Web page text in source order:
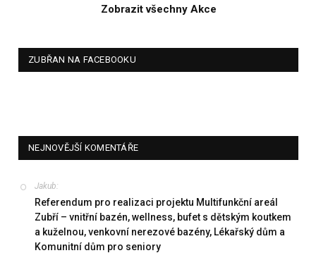
Zobrazit všechny Akce
ZUBŘAN NA FACEBOOKU
NEJNOVĚJŠÍ KOMENTÁŘE
Jakub:
Referendum pro realizaci projektu Multifunkční areál
Zubří – vnitřní bazén, wellness, bufet s dětským koutkem
a kuželnou, venkovní nerezové bazény, Lékařský dům a
Komunitní dům pro seniory